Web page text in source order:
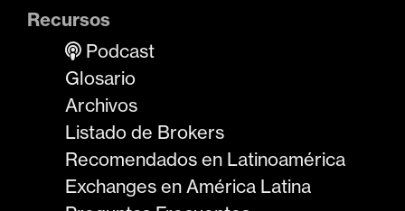
Recursos
Podcast
Glosario
Archivos
Listado de Brokers
Recomendados en Latinoamérica
Exchanges en América Latina